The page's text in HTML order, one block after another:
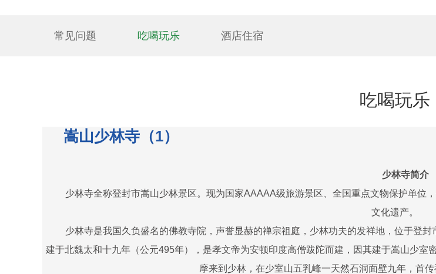
常见问题 吃喝玩乐 酒店住宿
吃喝玩乐
嵩山少林寺（1）
少林寺简介
少林寺全称登封市嵩山少林景区。现为国家AAAAA级旅游景区、全国重点文物保护单位
文化遗产。
少林寺是我国久负盛名的佛教寺院，声誉显赫的禅宗祖庭，少林功夫的发祥地，位于登
建于北魏太和十九年（公元495年），是孝文帝为安顿印度高僧跋陀而建，因其建于嵩山少室
摩来到少林，在少室山五乳峰一天然石洞面壁九年，首传